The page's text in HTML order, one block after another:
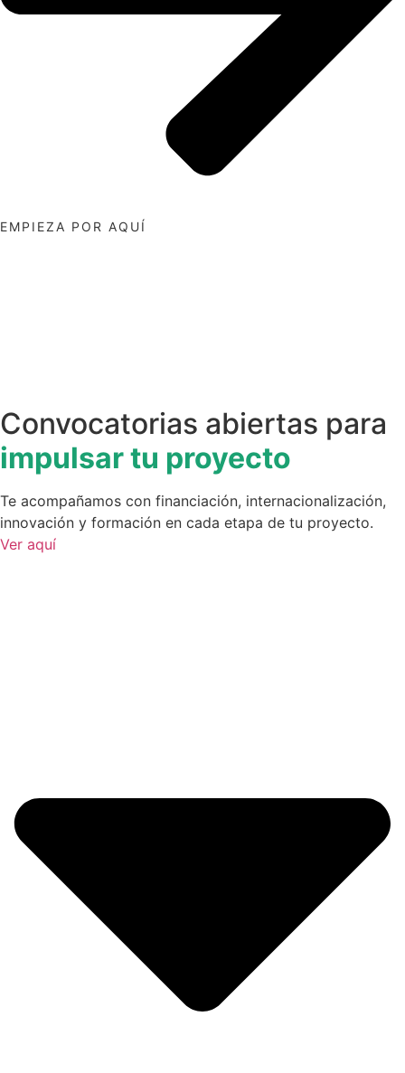
EMPIEZA POR AQUÍ
Convocatorias abiertas para
impulsar tu proyecto
Te acompañamos con financiación, internacionalización,
innovación y formación en cada etapa de tu proyecto.
Ver aquí